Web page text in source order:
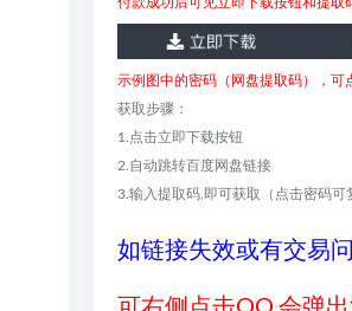
示例图中的密码（网盘提取码），可
获取步骤：
1.点击立即下载按钮
2.自动跳转百度网盘链接
3.输入提取码,即可获取（点击密码可
如链接失效或有交易